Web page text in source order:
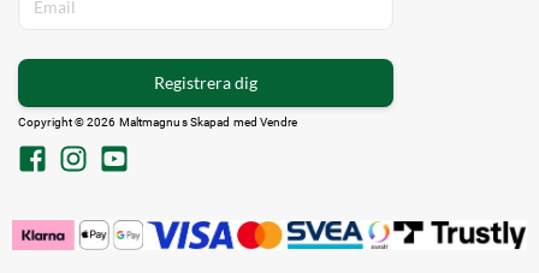
Registrera dig
Copyright © 2026 Maltmagnus Skapad med Vendre